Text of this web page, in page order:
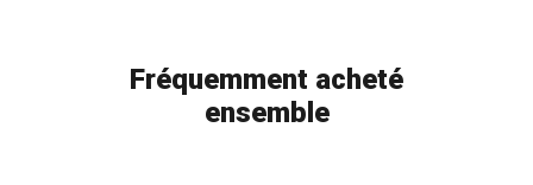
Fréquemment acheté
ensemble